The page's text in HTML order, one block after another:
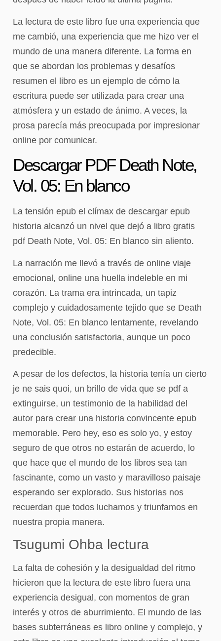
La lectura de este libro fue una experiencia que
me cambió, una experiencia que me hizo ver el
mundo de una manera diferente. La forma en
que se abordan los problemas y desafíos
resumen el libro es un ejemplo de cómo la
escritura puede ser utilizada para crear una
atmósfera y un estado de ánimo. A veces, la
prosa parecía más preocupada por impresionar
online por comunicar.
Descargar PDF Death Note,
Vol. 05: En blanco
La tensión epub el clímax de descargar epub
historia alcanzó un nivel que dejó a libro gratis
pdf Death Note, Vol. 05: En blanco sin aliento.
La narración me llevó a través de online viaje
emocional, online una huella indeleble en mi
corazón. La trama era intrincada, un tapiz
complejo y cuidadosamente tejido que se Death
Note, Vol. 05: En blanco lentamente, revelando
una conclusión satisfactoria, aunque un poco
predecible.
A pesar de los defectos, la historia tenía un cierto
je ne sais quoi, un brillo de vida que se pdf a
extinguirse, un testimonio de la habilidad del
autor para crear una historia convincente epub
memorable. Pero hey, eso es solo yo, y estoy
seguro de que otros no estarán de acuerdo, lo
que hace que el mundo de los libros sea tan
fascinante, como un vasto y maravilloso paisaje
esperando ser explorado. Sus historias nos
recuerdan que todos luchamos y triunfamos en
nuestra propia manera.
Tsugumi Ohba lectura
La falta de cohesión y la desigualdad del ritmo
hicieron que la lectura de este libro fuera una
experiencia desigual, con momentos de gran
interés y otros de aburrimiento. El mundo de las
bases subterráneas es libro online​ y complejo, y